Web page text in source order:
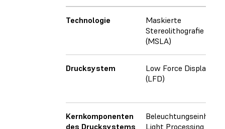
Technologie
Maskierte
Stereolithografie
(MSLA)
Drucksystem
Low Force Display™
(LFD)
Kernkomponenten
des Drucksystems
Beleuchtungseinheit
Light Processing